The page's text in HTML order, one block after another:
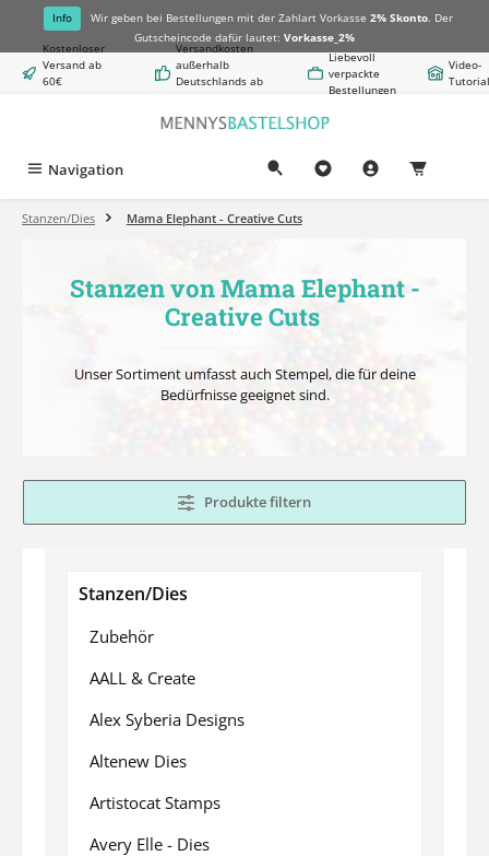
springen
Info Wir geben bei Bestellungen mit der Zahlart Vorkasse 2% Skonto. Der
Gutscheincode dafür lautet: Vorkasse_2%
Kostenloser
Versand ab
60€
Versandkosten
außerhalb
Deutschlands ab
Liebevoll
verpackte
Bestellungen
Video-
Navigation
Stanzen/Dies Mama Elephant - Creative Cuts
Stanzen von Mama Elephant -
Creative Cuts
Unser Sortiment umfasst auch Stempel, die für deine
Bedürfnisse geeignet sind.
Produkte filtern
Stanzen/Dies
Zubehör
AALL & Create
Alex Syberia Designs
Altenew Dies
Artistocat Stamps
Avery Elle - Dies